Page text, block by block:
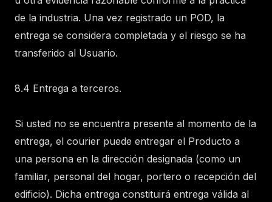
de la industria. Una vez registrado un POD, la
entrega se considera completada y el riesgo se ha
transferido al Usuario.
8.4 Entrega a terceros.
Si usted no se encuentra presente al momento de la
entrega, el courier puede entregar el Producto a
una persona en la dirección designada (como un
familiar, personal del hogar, portero o recepción del
edificio). Dicha entrega constituirá entrega válida al